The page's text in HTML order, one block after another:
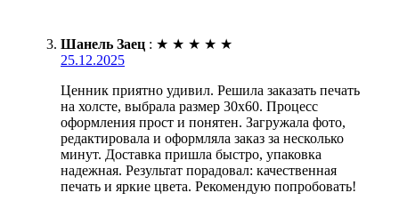
Шанель Заец : ★ ★ ★ ★ ★
25.12.2025
Ценник приятно удивил. Решила заказать печать
на холсте, выбрала размер 30х60. Процесс
оформления прост и понятен. Загружала фото,
редактировала и оформляла заказ за несколько
минут. Доставка пришла быстро, упаковка
надежная. Результат порадовал: качественная
печать и яркие цвета. Рекомендую попробовать!